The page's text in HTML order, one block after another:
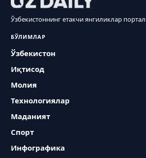
Ўзбекистоннинг етакчи янгиликлар
БЎЛИМЛАР
Ўзбекистон
Иқтисод
Молия
Технологиялар
Маданият
Спорт
Инфографика